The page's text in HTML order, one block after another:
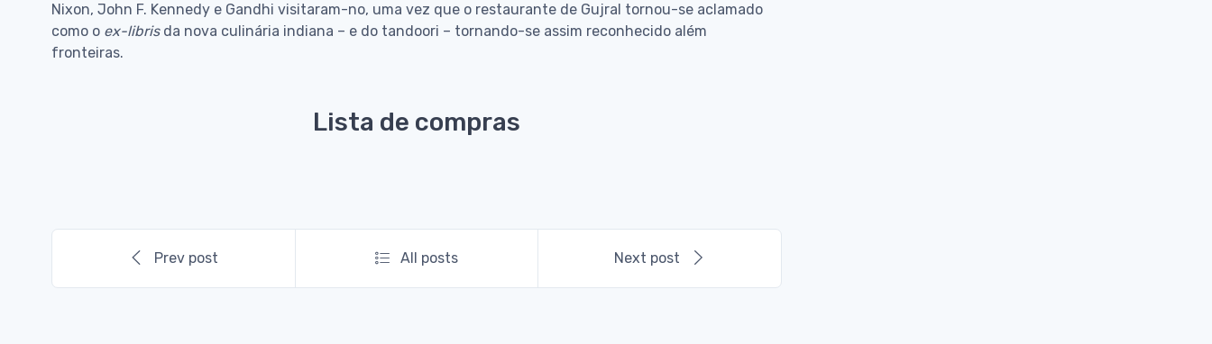
Nixon, John F. Kennedy e Gandhi visitaram-no, uma vez que o restaurante de Gujral tornou-se aclamado
como o ex-librisda nova culinária indiana – e do tandoori – tornando-se assim reconhecido além
fronteiras.
Lista de compras
Prev post All posts Next post